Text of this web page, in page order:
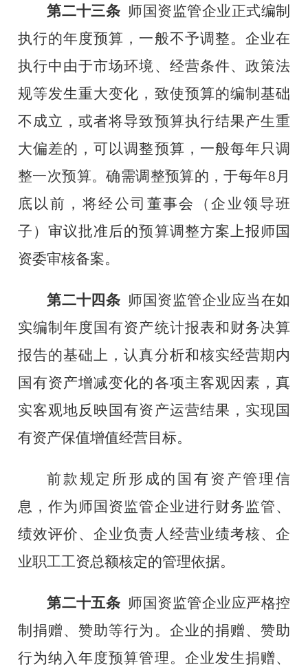
第二十三条 师国资监管企业正式编制
执行的年度预算，一般不予调整。企业在
执行中由于市场环境、经营条件、政策法
规等发生重大变化，致使预算的编制基础
不成立，或者将导致预算执行结果产生重
大偏差的，可以调整预算，一般每年只调
整一次预算。确需调整预算的，于每年8 月
底以前，将经公司董事会（企业领导班
子）审议批准后的预算调整方案上报师国
资委审核备案。
第二十四条 师国资监管企业应当在如
实编制年度国有资产统计报表和财务决算
报告的基础上，认真分析和核实经营期内
国有资产增减变化的各项主客观因素，真
实客观地反映国有资产运营结果，实现国
有资产保值增值经营目标。
前款规定所形成的国有资产管理信
息，作为 师国资监管企业进行财务监管、
绩效评价、企业负责人经营业绩考核、企
业职工工资总额核定的管理依据。
第二十五条 师国资监管企业应严格控
制捐赠、赞助等行为。 企业的捐赠、赞助
行为纳入年度预算管理。 企业发生捐赠、